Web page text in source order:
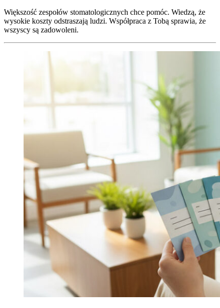
Większość zespołów stomatologicznych chce pomóc. Wiedzą, że
wysokie koszty odstraszają ludzi. Współpraca z Tobą sprawia, że
wszyscy są zadowoleni.